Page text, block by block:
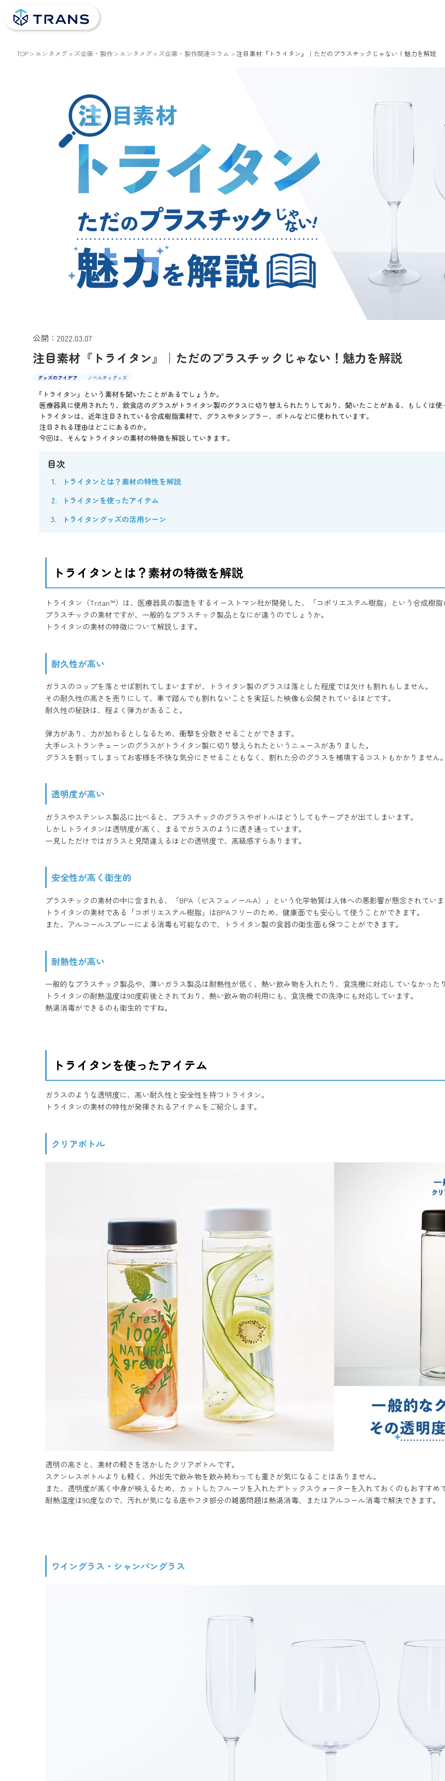
TOP エンタメグッズ企画・製作 エンタメグッズ企画・製作関連コラム 注目素材『トライタン』｜ただのプラスチックじゃない！魅力を解説
公開：2022.03.07
注目素材『トライタン』｜ただのプラスチックじゃない！魅力を解説
グッズのアイデア ノベルティグッズ
『トライタン』という素材を聞いたことがあるでしょうか。
医療器具に使用されたり、飲食店のグラスがトライタン製のグラスに切り替えられたりしており、聞いたことがある、もしくは
トライタンは、近年注目されている合成樹脂素材で、グラスやタンブラー、ボトルなどに使われています。
注目される理由はどこにあるのか。
今回は、そんなトライタンの素材の特徴を解説していきます。
目次
トライタンとは？素材の特性を解説
トライタンを使ったアイテム
トライタングッズの活用シーン
トライタンとは？素材の特徴を解説
トライタン（Tritan™）は、医療器具の製造をするイーストマン社が開発した、「コポリエステル樹脂」という合成樹脂
プラスチックの素材ですが、一般的なプラスチック製品となにが違うのでしょうか。
トライタンの素材の特徴について解説します。
耐久性が高い
ガラスのコップを落とせば割れてしまいますが、トライタン製のグラスは落とした程度では欠けも割れもしません。
その耐久性の高さを売りにして、車で踏んでも割れないことを実証した映像も公開されているほどです。
耐久性の秘訣は、程よく弾力があること。
弾力があり、力が加わるとしなるため、衝撃を分散させることができます。
大手レストランチェーンのグラスがトライタン製に切り替えられたというニュースがありました。
グラスを割ってしまってお客様を不快な気分にさせることもなく、割れた分のグラスを補填するコストもかかりません。
透明度が高い
ガラスやステンレス製品に比べると、プラスチックのグラスやボトルはどうしてもチープさが出てしまいます。
しかしトライタンは透明度が高く、まるでガラスのように透き通っています。
一見しただけではガラスと見間違えるほどの透明度で、高級感すらあります。
安全性が高く衛生的
プラスチックの素材の中に含まれる、「BPA（ビスフェノールA）」という化学物質は人体への悪影響が懸念されていま
トライタンの素材である「コポリエステル樹脂」はBPAフリーのため、健康面でも安心して使うことができます。
また、アルコールスプレーによる消毒も可能なので、トライタン製の食器の衛生面も保つことができます。
耐熱性が高い
一般的なプラスチック製品や、薄いガラス製品は耐熱性が低く、熱い飲み物を入れたり、食洗機に対応していなかった
トライタンの耐熱温度は90度前後とされており、熱い飲み物の利用にも、食洗機での洗浄にも対応しています。
熱湯消毒ができるのも衛生的ですね。
トライタンを使ったアイテム
ガラスのような透明度に、高い耐久性と安全性を持つトライタン。
トライタンの素材の特性が発揮されるアイテムをご紹介します。
クリアボトル
透明の高さと、素材の軽さを活かしたクリアボトルです。
ステンレスボトルよりも軽く、外出先で飲み物を飲み終わっても重さが気になることはありません。
また、透明度が高く中身が映えるため、カットしたフルーツを入れたデトックスウォーターを入れておくのもおすすめで
耐熱温度は90度なので、汚れが気になる底やフタ部分の雑菌問題は熱湯消毒、またはアルコール消毒で解決できます。
ワイングラス・シャンパングラス